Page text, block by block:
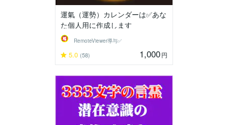
運氣（運勢）カレンダーは✅あな
た個人用に作成します
RemoteViewer導与✅
5.0 (58) 1,000円